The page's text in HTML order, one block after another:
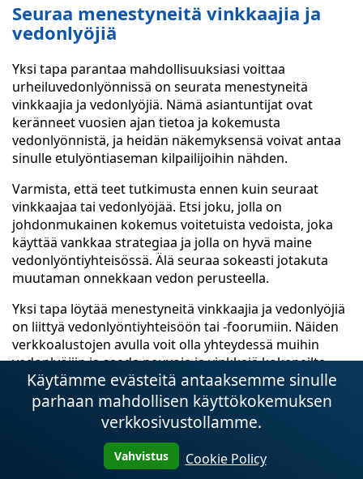
Seuraa menestyneitä vinkkaajia ja
vedonlyöjiä
Yksi tapa parantaa mahdollisuuksiasi voittaa
urheiluvedonlyönnissä on seurata menestyneitä
vinkkaajia ja vedonlyöjiä. Nämä asiantuntijat ovat
keränneet vuosien ajan tietoa ja kokemusta
vedonlyönnistä, ja heidän näkemyksensä voivat antaa
sinulle etulyöntiaseman kilpailijoihin nähden.
Varmista, että teet tutkimusta ennen kuin seuraat
vinkkaajaa tai vedonlyöjää. Etsi joku, jolla on
johdonmukainen kokemus voitetuista vedoista, joka
käyttää vankkaa strategiaa ja jolla on hyvä maine
vedonlyöntiyhteisössä. Älä seuraa sokeasti jotakuta
muutaman onnekkaan vedon perusteella.
Yksi tapa löytää menestyneitä vinkkaajia ja vedonlyöjiä
on liittyä vedonlyöntiyhteisöön tai -foorumiin. Näiden
verkkoalustojen avulla voit olla yhteydessä muihin
vedonlyöjiin ja saada neuvoja ja vinkkejä kokeneilta
pelaajilta. Voit myös kysyä suosituksia ja lukea
arvosteluja eri vinkkaajista ennen kuin päätät seurata
heitä.
Ole varovainen huijareiden kanssa, jotka
väittävät, että heillä on sisäpiiritietoa tai taattuja
Käytämme evästeitä antaaksemme sinulle
parhaan mahdollisen käyttökokemuksen
verkkosivustollamme.
Vahvistus Cookie Policy